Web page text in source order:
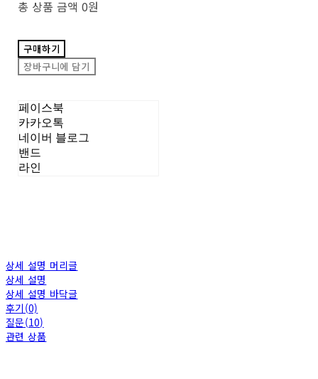
총 상품 금액 0원
구매하기
장바구니에 담기
페이스북
카카오톡
네이버 블로그
밴드
라인
상세 설명 머리글
상세 설명
상세 설명 바닥글
후기(0)
질문(10)
관련 상품